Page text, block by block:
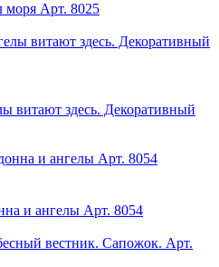
Арт. 8025
витают здесь. Декоративный
и ангелы Арт. 8054